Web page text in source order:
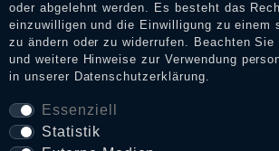
AGB
Widerrufs­recht
oder abgelehnt werden. Es besteht das
einzuwilligen und die Einwilligung zu einem
zu ändern oder zu widerrufen. Beachten Sie
und weitere Hinweise zur Verwendung
in unserer Daten­schutz­erklärung.
Essenziell
Statistik